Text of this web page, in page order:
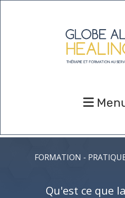
FORMATION -
Qu'est ce que